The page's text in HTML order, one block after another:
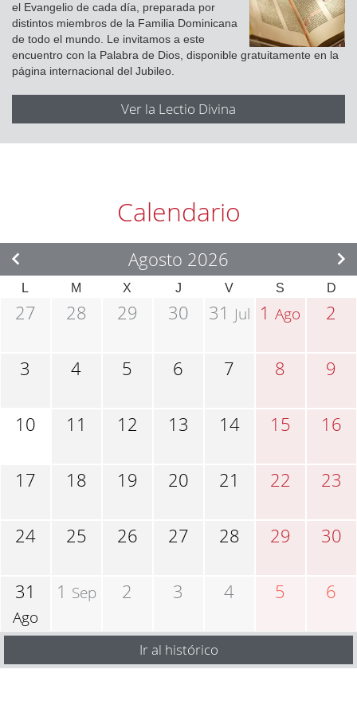
el Evangelio de cada día, preparada por
distintos miembros de la Familia Dominicana
de todo el mundo. Le invitamos a este
encuentro con la Palabra de Dios, disponible gratuitamente en la
página internacional del Jubileo.
Ver la Lectio Divina
Calendario
Agosto 2026
L M X J V S D
27 28 29 30 31 Jul 1Ago 2
3 4 5 6 7 8 9
10 11 12 13 14 15 16
17 18 19 20 21 22 23
24 25 26 27 28 29 30
31
Ago
1 Sep 2 3 4 5 6
Ir al histórico